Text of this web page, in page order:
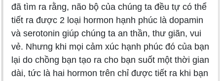
đã tìm ra rằng, não bộ của chúng ta đều tự có thể
tiết ra được 2 loại hormon hạnh phúc là dopamin
và serotonin giúp chúng ta an thần, thư giãn, vui
vẻ. Nhưng khi mọi cảm xúc hạnh phúc đó của bạn
lại do chồng bạn tạo ra cho bạn suốt một thời gian
dài, tức là hai hormon trên chỉ được tiết ra khi bạn